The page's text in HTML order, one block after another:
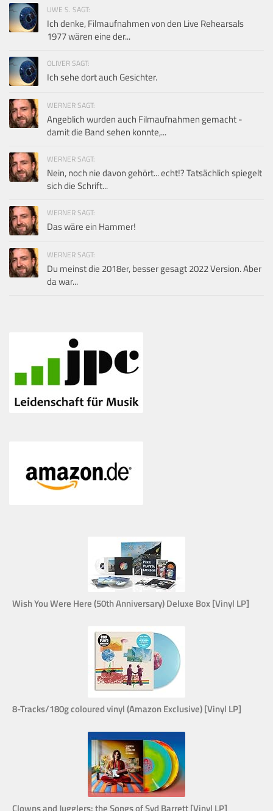
UWE S. SAGT:
Ich denke, Filmaufnahmen von den Live Rehearsals
1977 wären eine der...
OLIVER SAGT:
Ich sehe dort auch Gesichter.
WERNER SAGT:
Angeblich wurden auch Filmaufnahmen gemacht -
damit die Band sehen konnte,...
WERNER SAGT:
Nein, noch nie davon gehört... echt!? Tatsächlich spiegelt
sich die Schrift...
WERNER SAGT:
Das wäre ein Hammer!
WERNER SAGT:
Du meinst die 2018er, besser gesagt 2022 Version. Aber
da war...
Wish You Were Here (50th Anniversary) Deluxe Box [Vinyl LP]
8-Tracks/180g coloured vinyl (Amazon Exclusive) [Vinyl LP]